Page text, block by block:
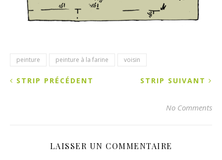
peinture peinture à la farine voisin
STRIP SUIVANT
STRIP PRÉCÉDENT
No Comments
LAISSER UN COMMENTAIRE